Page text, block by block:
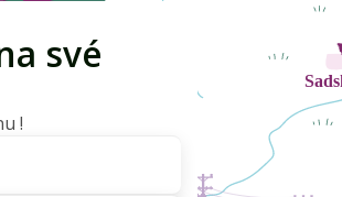
své
!